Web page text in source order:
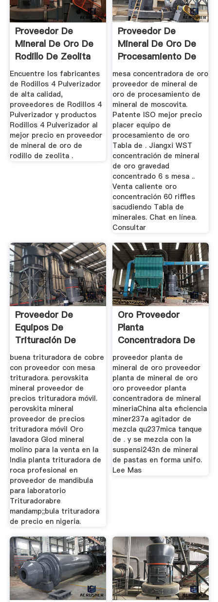
Proveedor De
Mineral De Oro De
Rodillo De Zeolita
Encuentre los fabricantes
de Rodillos 4 Pulverizador
de alta calidad,
proveedores de Rodillos 4
Pulverizador y productos
Rodillos 4 Pulverizador al
mejor precio en proveedor
de mineral de oro de
rodillo de zeolita .
Proveedor De
Mineral De Oro De
Procesamiento De
Mineral De ...
mesa concentradora de oro
proveedor de mineral de
oro de procesamiento de
mineral de moscovita.
Patente ISO mejor precio
placer equipo de
procesamiento de oro
Tabla de . Jiangxi WST
concentración de mineral
de oro gravedad
concentrado 6 s mesa ..
Venta caliente oro
concentración 60 riffles
sacudiendo Tabla de
minerales. Chat en línea.
Consultar
Proveedor De
Equipos De
Trituración De
Mineral De Oro En
...
buena trituradora de cobre
con proveedor con mesa
trituradora. perovskita
mineral proveedor de
precios trituradora móvil.
perovskita mineral
proveedor de precios
trituradora móvil Oro
lavadora Glod mineral
molino para la venta en la
India planta trituradora de
roca profesional en
proveedor de mandibula
para laboratorio
Trituradorabre
mandamp;;bula trituradora
de precio en nigeria.
Oro Proveedor
Planta
Concentradora De
Mineral Mineria
proveedor planta de
mineral de oro proveedor
planta de mineral de oro
oro proveedor planta
concentradora de mineral
mineriaChina alta eficiencia
miner237a agitador de
mezcla qu237mica tanque
de . y se mezcla con la
suspensi243n de mineral
de pastas en forma unifo.
Lee Mas